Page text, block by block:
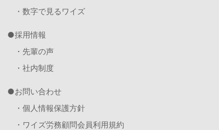
・数字で見るワイズ
採用情報
・先輩の声
・社内制度
お問い合わせ
・個人情報保護方針
・ワイズ労務顧問会員利用規約